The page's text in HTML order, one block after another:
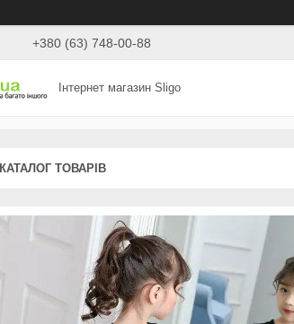
+380 (63) 748-00-88
Інтернет магазин Sligo
КАТАЛОГ ТОВАРІВ